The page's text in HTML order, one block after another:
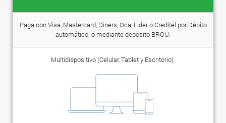
Paga con Visa, Mastercard, Diners, Oca, Lider o Creditel por Débito
automático; o mediante depósito BROU.
Multidispositivo (Celular, Tablet y Escritorio).